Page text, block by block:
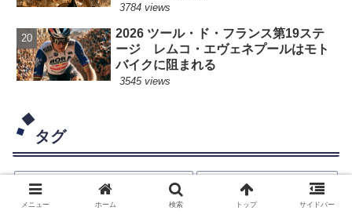
3784 views
2026 ツール・ド・フランス第19ステ
ージ レムコ・エヴェネプールはモト
バイクに阻まれる
3545 views
タグ
マチュー・ファンデルプール タデイ・ポガチャル
ワウト・ファンアールト シクロクロス レムコ
メニュー ホーム 検索 トップ サイドバー